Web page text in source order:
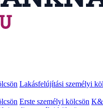
Lakásfelújítási személyi
Erste személyi kölcsön